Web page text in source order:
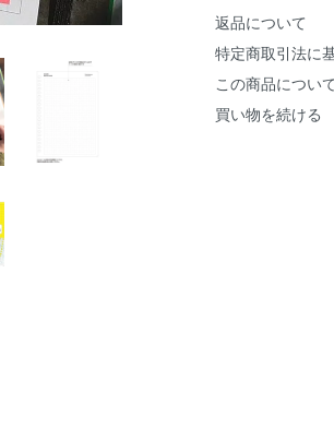
返品について
特定商取引法に
この商品につい
買い物を続ける